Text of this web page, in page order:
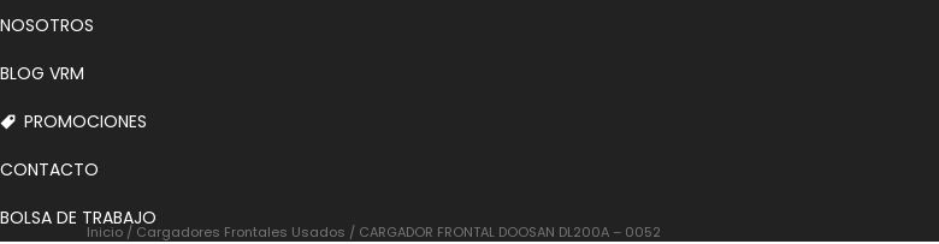
NOSOTROS
BLOG VRM
PROMOCIONES
CONTACTO
BOLSA DE TRABAJO
Inicio / Cargadores Frontales Usados / CARGADOR FRONTAL DOOSAN DL200A – 0052